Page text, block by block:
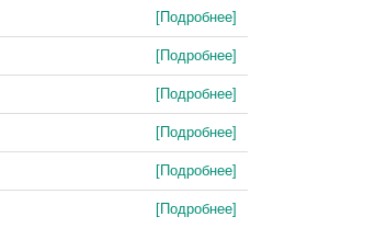
[Подробнее]
[Подробнее]
[Подробнее]
[Подробнее]
[Подробнее]
[Подробнее]